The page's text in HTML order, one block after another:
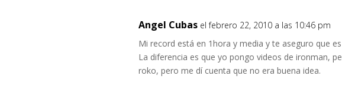
Angel Cubas el febrero 22, 2010 a las 10:46 pm
Mi record está en 1hora y media y te aseguro que
La diferencia es que yo pongo videos de ironman,
roko, pero me dí cuenta que no era buena idea.